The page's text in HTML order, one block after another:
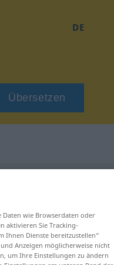
DE
Übersetzen
wie Browserdaten oder
aktivieren Sie Tracking-
Ihnen Dienste bereitzustellen“
Anzeigen möglicherweise nicht
um Ihre Einstellungen zu ändern